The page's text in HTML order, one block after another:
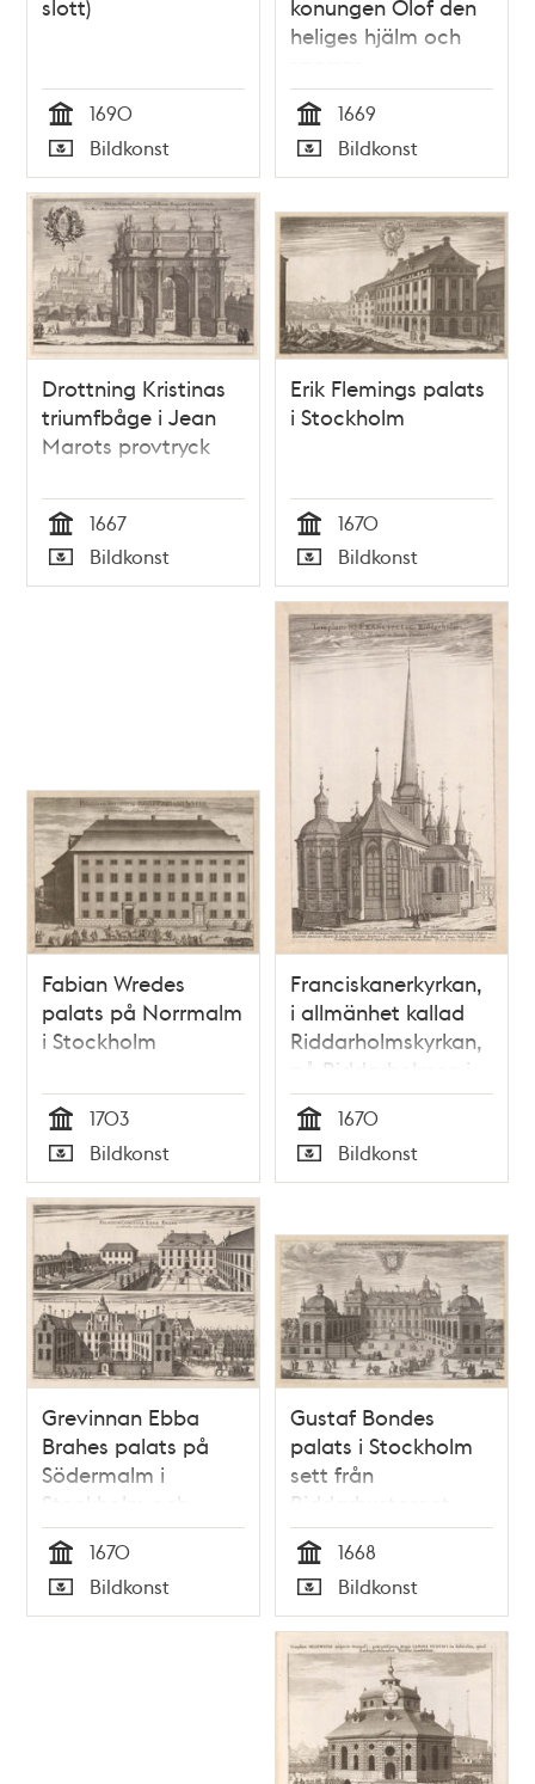
slott)
Tid
1690
Typ
Bildkonst
konungen Olof den
heliges hjälm och
Tid
1669
Typ
Bildkonst
Drottning Kristinas
triumfbåge i Jean
Marots provtryck
Tid
1667
Typ
Bildkonst
Erik Flemings palats
i Stockholm
Tid
1670
Typ
Bildkonst
Fabian Wredes
palats på Norrmalm
i Stockholm
Tid
1703
Typ
Bildkonst
Franciskanerkyrkan,
i allmänhet kallad
Riddarholmskyrkan,
på Riddarholmen i
Stockholm
Tid
1670
Typ
Bildkonst
Grevinnan Ebba
Brahes palats på
Södermalm i
Stockholm och
riksrådet greve
Bengt Oxienstiernas
palats på
Riddarholmen
Tid
1670
Typ
Bildkonst
Gustaf Bondes
palats i Stockholm
sett från
Riddarhustorget
Tid
1668
Typ
Bildkonst